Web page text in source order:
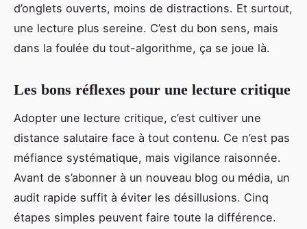
d’onglets ouverts, moins de distractions. Et surtout,
une lecture plus sereine. C’est du bon sens, mais
dans la foulée du tout-algorithme, ça se joue là.
Les bons réflexes pour une lecture critique
Adopter une lecture critique, c’est cultiver une
distance salutaire face à tout contenu. Ce n’est pas
méfiance systématique, mais vigilance raisonnée.
Avant de s’abonner à un nouveau blog ou média, un
audit rapide suffit à éviter les désillusions. Cinq
étapes simples peuvent faire toute la différence.